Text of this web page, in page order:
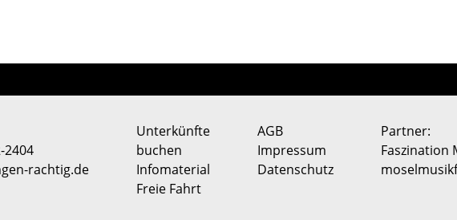
2404
rachtig.de
Unterkünfte
buchen
Infomaterial
Freie Fahrt
AGB
Impressum
Datenschutz
Partner:
Faszination